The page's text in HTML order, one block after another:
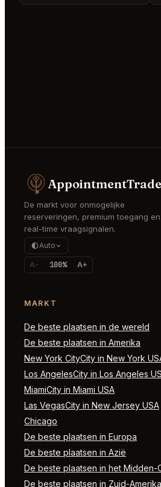
De markt voor onmogelijke
reserveringen, premium toegang en
real-time vraagsignalen.
Auto
A- 100% A+
MARKT
De beste plaatsen in de wereld
De beste plaatsen in Amerika
New York CityCity in New York
Los AngelesCity in Los Angeles
MiamiCity in Miami USA
Las VegasCity in New Jersey USA
Chicago
De beste plaatsen in Europa
De beste plaatsen in Azië
De beste plaatsen in het Midden-
De beste plaatsen in Zuid-Amerika